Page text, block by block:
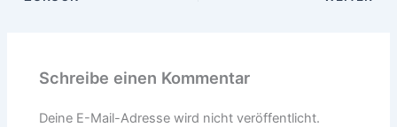
Schreibe einen Kommentar
Deine E-Mail-Adresse wird nicht veröffentlicht.